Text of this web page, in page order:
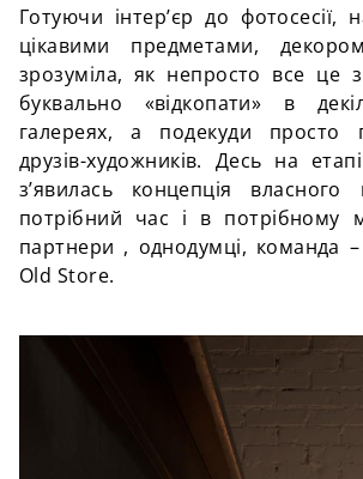
Готуючи інтер’єр до фотосесії,
цікавими предметами,
зрозуміла, як непросто все це
буквально «відкопати» в
галереях, а подекуди просто
друзів-художників. Десь на
з’явилась концепція
потрібний час і в потрібному
партнери , однодумці, команда
Old Store.